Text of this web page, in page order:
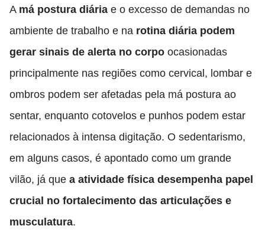
A má postura diária e o excesso de demandas no
ambiente de trabalho e na rotina diária podem
gerar sinais de alerta no corpo ocasionadas
principalmente nas regiões como cervical, lombar e
ombros podem ser afetadas pela má postura ao
sentar, enquanto cotovelos e punhos podem estar
relacionados à intensa digitação. O sedentarismo,
em alguns casos, é apontado como um grande
vilão, já que a atividade física desempenha papel
crucial no fortalecimento das articulações e
musculatura.